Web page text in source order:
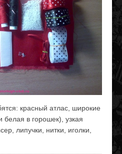
красный атлас, широкие
белая в горошек), узкая
липучки, нитки, иголки,